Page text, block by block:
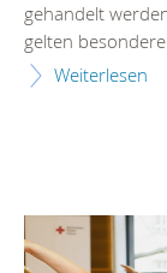
gehandelt
gelten
Weiterlesen